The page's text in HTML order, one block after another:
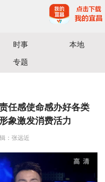
时事
本地
专题
任感使命感办好各类
象激发消费活力
：张远近